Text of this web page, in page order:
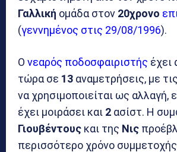
Γαλλική ομάδα στον 20χρονο
(γεννημένος στις 29/08/1996).
Ο νεαρός ποδοσφαιριστής έχει
τώρα σε 13 αναμετρήσεις, με τις
να χρησιμοποιείται ως αλλαγή,
έχει μοιράσει και 2 ασίστ. Η
Γιουβέντους και της Νις
περισσότερο χρόνο